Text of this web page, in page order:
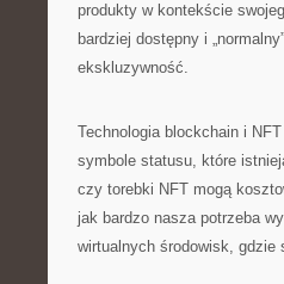
produkty w kontekście
bardziej dostępny i
ekskluzywność.
Technologia blockchain i
symbole statusu, które
czy torebki NFT mogą
jak bardzo nasza potrzeba
wirtualnych środowisk, gdzie